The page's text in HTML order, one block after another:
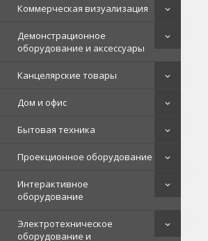
Коммерческая визуализация
Демонстрационное
оборудование и аксессуары
Канцелярские товары
Дом и офис
Бытовая техника
Проекционное оборудование
Интерактивное
оборудование
Электротехническое
оборудование и